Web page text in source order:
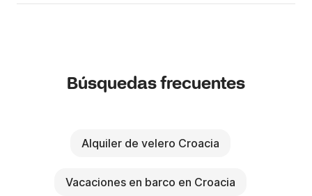
Búsquedas frecuentes
Alquiler de velero Croacia
Vacaciones en barco en Croacia